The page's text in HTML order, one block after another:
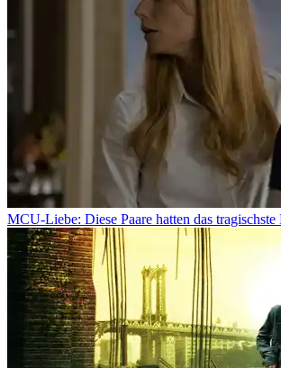
MCU-Liebe: Diese Paare hatten das tragischste